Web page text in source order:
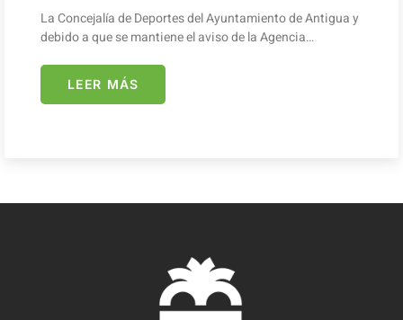
La Concejalía de Deportes del Ayuntamiento de Antigua y
debido a que se mantiene el aviso de la Agencia…
LEER MÁS